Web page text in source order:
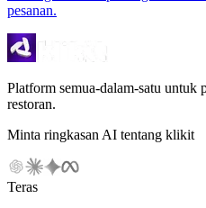
pesanan.
Platform semua-dalam-satu untuk
restoran.
Minta ringkasan AI tentang klikit
Teras